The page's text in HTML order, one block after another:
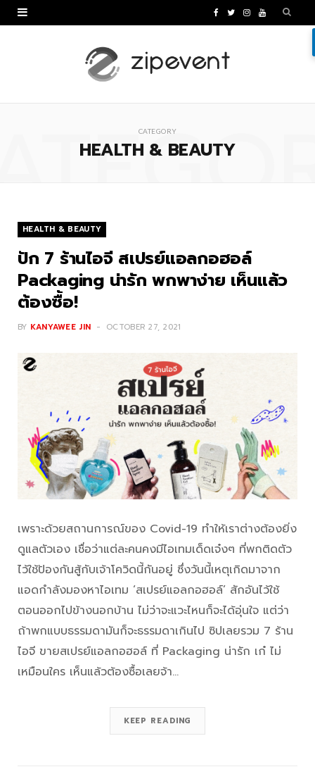
c
T I Y
CATEGORY
HEALTH & BEAUTY
HEALTH & BEAUTY
ปัก 7 ร้านไอจี สเปรย์แอลกอฮอล์
Packaging น่ารัก พกพาง่าย เห็นแล้ว
ต้องซื้อ!
BY KANYAWEE JIN OCTOBER 27, 2021
เพราะด้วยสถานการณ์ของ Covid-19 ทำให้เราต่างต้องยิ่ง
ดูแลตัวเอง เชื่อว่าแต่ละคนคงมีไอเทมเด็ดเจ๋งๆ ที่พกติดตัว
ไว้ใช้ป้องกันสู้กับเจ้าโควิดนี้กันอยู่ ซึ่งวันนี้เหตุเกิดมาจาก
แอดกำลังมองหาไอเทม ‘สเปรย์แอลกอฮอล์’ สักอันไว้ใช้
ตอนออกไปข้างนอกบ้าน ไม่ว่าจะแวะไหนก็จะได้อุ่นใจ แต่ว่า
ถ้าพกแบบธรรมดามันก็จะธรรมดาเกินไป ซิปเลยรวม 7 ร้าน
ไอจี ขายสเปรย์แอลกอฮอล์ ที่ Packaging น่ารัก เก๋ ไม่
เหมือนใคร เห็นแล้วต้องซื้อเลยจ้า…
KEEP READING